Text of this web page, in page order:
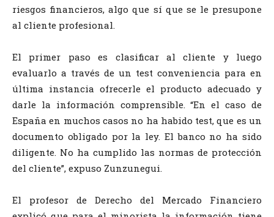
riesgos financieros, algo que sí que se le presupone
al cliente profesional.
El primer paso es clasificar al cliente y luego
evaluarlo a través de un test conveniencia para en
última instancia ofrecerle el producto adecuado y
darle la información comprensible. “En el caso de
España en muchos casos no ha habido test, que es un
documento obligado por la ley. El banco no ha sido
diligente. No ha cumplido las normas de protección
del cliente”, expuso Zunzunegui.
El profesor de Derecho del Mercado Financiero